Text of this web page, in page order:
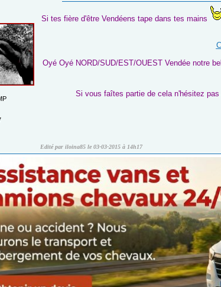
Si tes fière d'être Vendéens tape dans tes mains
Oyé Oyé NORD/SUD/EST/OUEST Vendée notre
Si vous faîtes partie de cela n'hésitez
Edité par iloina85 le 03-03-2015 à 14h17